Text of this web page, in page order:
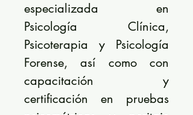
especializada en
Psicología Clínica,
Psicoterapia y Psicología
Forense, así como con
capacitación y
certificación en pruebas